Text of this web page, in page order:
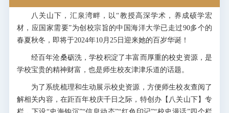
八关山下，汇泉湾畔，以“教授高深学术，养成硕学宏
材，应国家需要”为创校宗旨的中国海洋大学已走过90多个的
春夏秋冬，即将于2024年10月25日迎来她的百岁华诞！
经百年沧桑砺洗，学校积淀了丰富而厚重的校史资源，是
学校宝贵的精神财富，也是师生校友津津乐道的话题。
为了系统梳理和生动展示校史资源，方便师生校友查阅了
解相关内容，在距百年校庆千日之际，特创办【八关山下】专